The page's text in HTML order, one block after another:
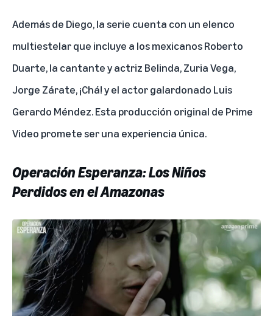
Además de Diego, la serie cuenta con un elenco
multiestelar que incluye a los mexicanos Roberto
Duarte, la cantante y actriz Belinda, Zuria Vega,
Jorge Zárate, ¡Chá! y el actor galardonado Luis
Gerardo Méndez. Esta producción original de Prime
Video promete ser una experiencia única.
Operación Esperanza: Los Niños
Perdidos en el Amazonas